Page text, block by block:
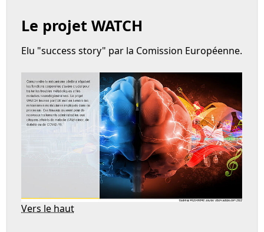
Le projet WATCH
Elu "success story" par la Comission Européenne.
Vers le haut